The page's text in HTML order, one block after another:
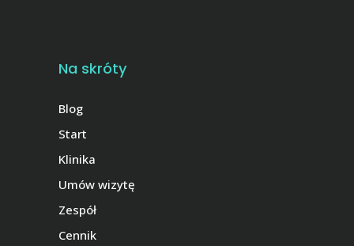
Na skróty
Blog
Start
Klinika
Umów wizytę
Zespół
Cennik